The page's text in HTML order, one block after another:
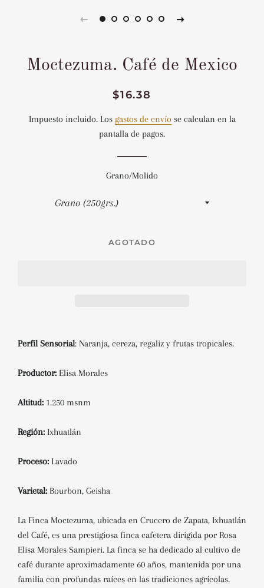
Moctezuma. Café de Mexico
Precio
Precio
venta
$16.38
Impuesto incluido. Los gastos de envío se calculan en la
pantalla de pagos.
Grano/Molido
AGOTADO
Perfil Sensorial: Naranja, cereza, regaliz y frutas tropicales.
Productor: Elisa Morales
Altitud: 1.250 msnm
Región: Ixhuatlán
Proceso: Lavado
Varietal: Bourbon, Geisha
La Finca Moctezuma, ubicada en Crucero de Zapata, Ixhuatlán
del Café, es una prestigiosa finca cafetera dirigida por Rosa
Elisa Morales Sampieri. La finca se ha dedicado al cultivo de
café durante aproximadamente 60 años, mantenida por una
familia con profundas raíces en las tradiciones agrícolas.